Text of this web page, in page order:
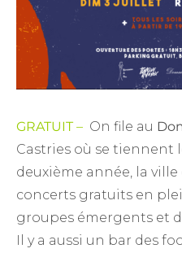
GRATUIT – On file au
Castries où se tiennent
deuxième année, la
concerts gratuits en
groupes émergents et
Il y a aussi un bar des